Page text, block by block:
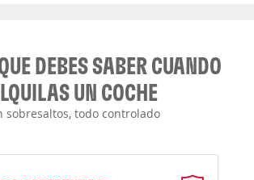
DEBES SABER CUANDO
UN COCHE
sobresaltos, todo controlado